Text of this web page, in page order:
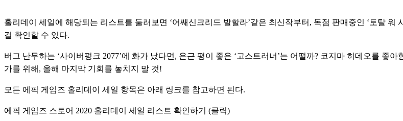
홀리데이 세일에 해당되는 리스트를 둘러보면 ‘어쌔신크리드 발할라’같은 최신작부터, 독점 판매중인 ‘토탈 워
걸 확인할 수 있다.
버그 난무하는 ‘사이버펑크 2077’에 화가 났다면, 은근 평이 좋은 ‘고스트러너’는 어떨까? 코지마 히데오를 좋
가를 위해, 올해 마지막 기회를 놓치지 말 것!
모든 에픽 게임즈 홀리데이 세일 항목은 아래 링크를 참고하면 된다.
에픽 게임즈 스토어 2020 홀리데이 세일 리스트 확인하기 (클릭)